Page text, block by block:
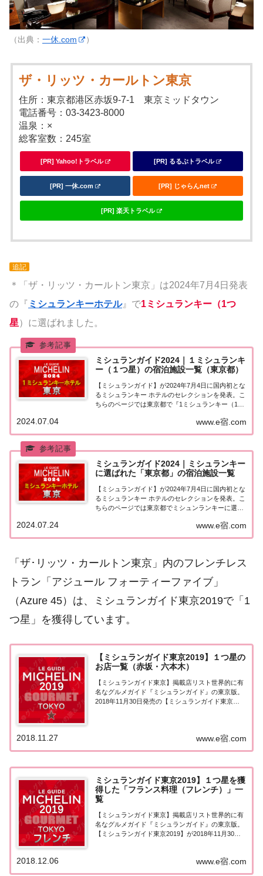
（出典： 一休.com ）
ザ・リッツ・カールトン東京
住所：東京都港区赤坂9-7-1 東京ミッドタウン
電話番号：03-3423-8000
温泉：×
総客室数：245室
[PR] Yahoo!トラベル [PR] るるぶトラベル
[PR] 一休.com [PR] じゃらんnet
[PR] 楽天トラベル
追記
＊「ザ・リッツ・カールトン東京」は2024年7月4日発表
の『 ミシュランキーホテル』で1ミシュランキー（1つ
星）に選ばれました。
ミシュランガイド2024｜１ミシュランキ
ー（１つ星）の宿泊施設一覧（東京都）
【ミシュランガイド】が2024年7月4日に国内初とな
るミシュランキー ホテルのセレクションを発表。こ
ちらのページでは東京都で『1ミシュランキー（1つ
覧にまとめました。ミシュランガイド2024『1ミシ
ュランキー（1つ星）』の宿泊施設東京...
www.e宿.com
2024.07.04
ミシュランガイド2024｜ミシュランキー
に選ばれた「東京都」の宿泊施設一覧
【ミシュランガイド】が2024年7月4日に国内初とな
るミシュランキー ホテルのセレクションを発表。こ
ちらのページでは東京都でミシュンランキーに選ば
た。「ミシュランキー2024」に選ばれた「東京都」
の宿泊施設東京都でミシュランガイド20...
www.e宿.com
2024.07.24
「ザ･リッツ・カールトン東京」内のフレンチレス
トラン「アジュール フォーティーファイブ」
（Azure 45）は、ミシュランガイド東京2019で「1
つ星」を獲得しています。
【ミシュランガイド東京2019】１つ星の
お店一覧（赤坂・六本木）
【ミシュランガイド東京】掲載店リスト世界的に有
名なグルメガイド『ミシュランガイド』の東京版。
2018年11月30日発売の【ミシュランガイド東京
www.e宿.com
2018.11.27
ミシュランガイド東京2019】１つ星を獲
得した「フランス料理（フレンチ）」一
覧
【ミシュランガイド東京】掲載店リスト世界的に有
名なグルメガイド『ミシュランガイド』の東京版。
【ミシュランガイド東京2019】が2018年11月30日
一覧にまとめました。ミシュラン東京2...www.e宿.com
2018.12.06